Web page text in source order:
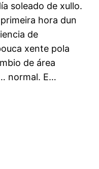
soleado de xullo.
hora dun
de
xente pola
de área
normal. E…